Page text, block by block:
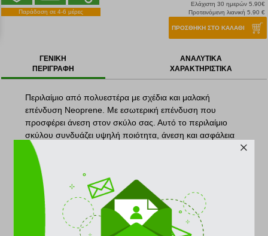
Παράδοση σε 4-6 μέρες
Ελάχιστη 30 ημερών 5.90€
Προτεινόμενη λιανική 5.90 €
ΠΡΟΣΘΗΚΗ ΣΤΟ ΚΑΛΑΘΙ
ΓΕΝΙΚΗ
ΠΕΡΙΓΡΑΦΗ
ΑΝΑΛΥΤΙΚΑ
ΧΑΡΑΚΤΗΡΙΣΤΙΚΑ
Περιλαίμιο από πολυεστέρα με σχέδια και μαλακή
επένδυση Neoprene. Με εσωτερική επένδυση που
προσφέρει άνεση στον σκύλο σας. Αυτό το περιλαίμιο
σκύλου συνδυάζει υψηλή ποιότητα, άνεση και ασφάλεια
για τον τετράποδο φίλο σας.
Company info:
Ένας ολόκληρος μοναδικός κόσμος με αξεσουάρ και
κρεβατάκια για τον σκύλο και τη γάτα σας. Πολλά σχέδια,
χρώματα, μεγέθη και υλικά, που θα ικανοποιήσουν και
βελτιώσουν τη ζωή των μικρών σας φίλων. Θα
δημιουργήσουν μια άνετη και ξέγνοιαστη συμβίωση. Με